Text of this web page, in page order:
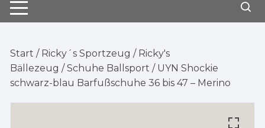
Start / Ricky´s Sportzeug / Ricky's
Bällezeug /Schuhe Ballsport / UYN Shockie
schwarz-blau Barfußschuhe 36 bis 47 – Merino